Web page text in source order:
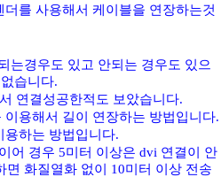
를 사용해서 케이블을 연장하는것
는경우도 있고 안되는 경우도 있으
습니다.
연결성공한적도 보았습니다.
용해서 길이 연장하는 방법입니다.
하는 방법입니다.
어 경우 5미터 이상은 dvi 연결이 안
면 화질열화 없이 10미터 이상 전송